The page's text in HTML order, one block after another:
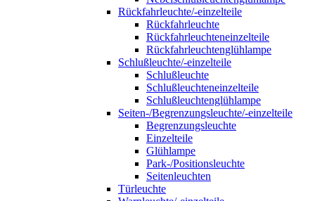
Rückfahrleuchte/-einzelteile
Rückfahrleuchte
Rückfahrleuchteneinzelteile
Rückfahrleuchtenglühlampe
Schlußleuchte/-einzelteile
Schlußleuchte
Schlußleuchteneinzelteile
Schlußleuchtenglühlampe
Seiten-/Begrenzungsleuchte/-einzelteile
Begrenzungsleuchte
Einzelteile
Glühlampe
Park-/Positionsleuchte
Seitenleuchten
Türleuchte